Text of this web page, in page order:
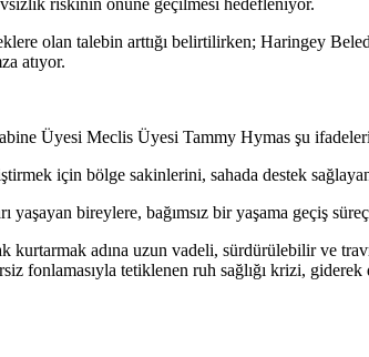
olan talebin arttığı belirtilirken; Haringey
atıyor.
Üyesi Meclis Üyesi Tammy Hymas şu
için bölge sakinlerini, sahada destek
bireylere, bağımsız bir yaşama geçiş
kurtarmak adına uzun vadeli, sürdürülebilir ve
tetiklenen ruh sağlığı krizi, giderek